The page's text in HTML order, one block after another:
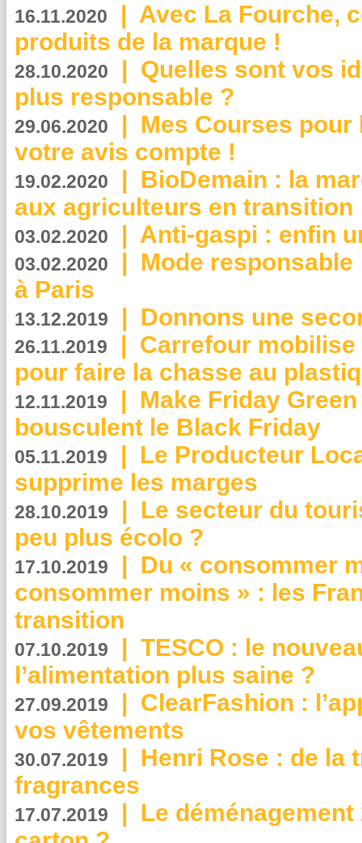
16.11.2020 | Avec La Fourche,
produits de la marque !
28.10.2020 | Quelles sont vos
plus responsable ?
29.06.2020 | Mes Courses pour
votre avis compte !
19.02.2020 | BioDemain : la
aux agriculteurs en transition
03.02.2020 | Anti-gaspi : enfin
03.02.2020 | Mode
à Paris
13.12.2019 | Donnons une
26.11.2019 | Carrefour
pour faire la chasse au
12.11.2019 | Make Friday
bousculent le Black Friday
05.11.2019 | Le Producteur
supprime les marges
28.10.2019 | Le secteur du
peu plus écolo ?
17.10.2019 | Du « consommer
consommer moins » : les
transition
07.10.2019 | TESCO : le
l’alimentation plus saine ?
27.09.2019 | ClearFashion :
vos vêtements
30.07.2019 | Henri Rose : de la
fragrances
17.07.2019 | Le